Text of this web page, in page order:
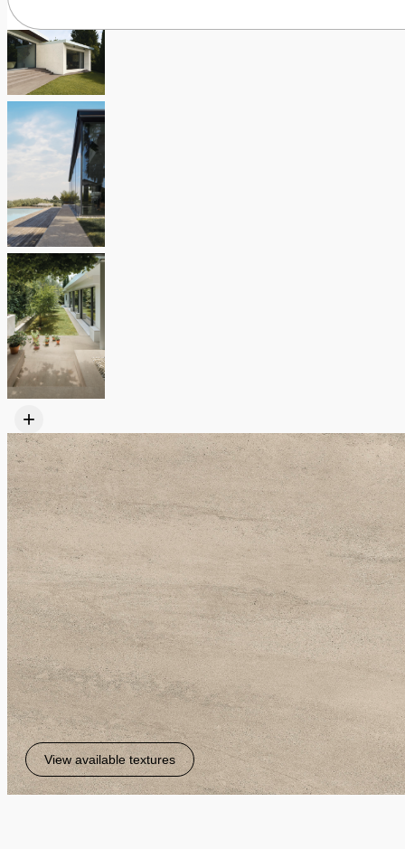
+
View available textures